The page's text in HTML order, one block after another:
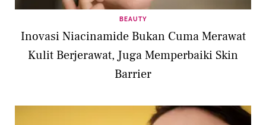
BEAUTY
Inovasi Niacinamide Bukan Cuma Merawat
Kulit Berjerawat, Juga Memperbaiki Skin
Barrier